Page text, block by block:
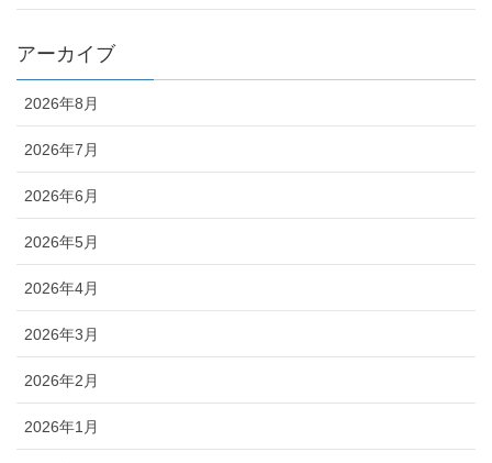
アーカイブ
2026年8月
2026年7月
2026年6月
2026年5月
2026年4月
2026年3月
2026年2月
2026年1月